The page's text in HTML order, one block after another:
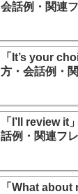
会話例・関連
「It’s your
方・会話例・
「I’ll review it
話例・関連フ
「What about